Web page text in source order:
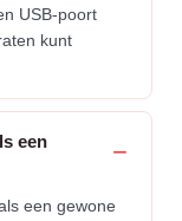
USB-poort
kunt
een
een gewone